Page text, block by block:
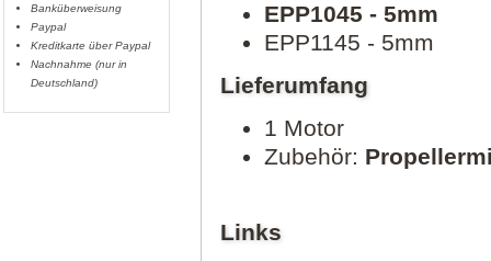
Banküberweisung
Paypal
Kreditkarte über Paypal
Nachnahme (nur in
Deutschland)
EPP1045 - 5mm
EPP1145 - 5mm
Lieferumfang
1 Motor
Zubehör:
Links